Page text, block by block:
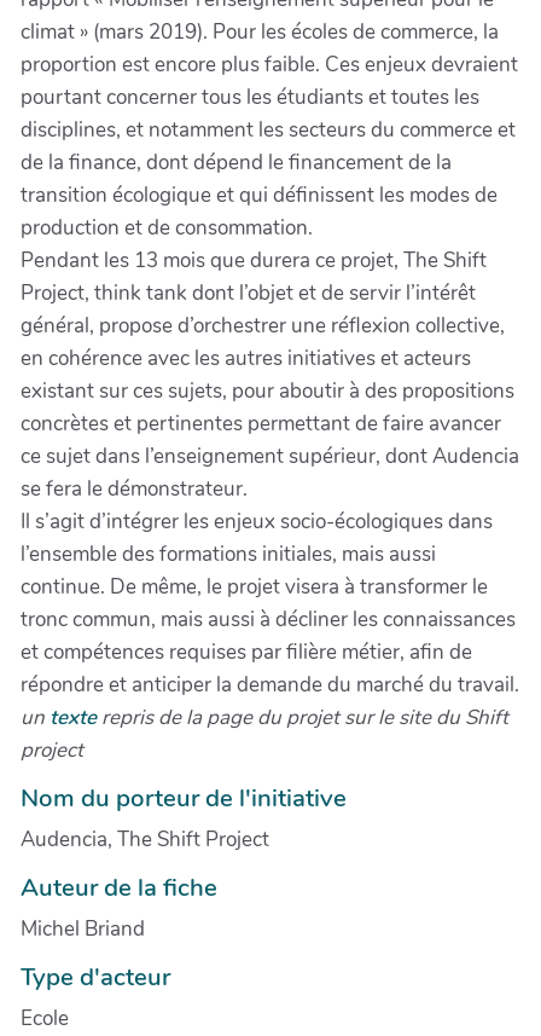
climat » (mars 2019). Pour les écoles de commerce, la
proportion est encore plus faible. Ces enjeux devraient
pourtant concerner tous les étudiants et toutes les
disciplines, et notamment les secteurs du commerce et
de la finance, dont dépend le financement de la
transition écologique et qui définissent les modes de
production et de consommation.
Pendant les 13 mois que durera ce projet, The Shift
Project, think tank dont l’objet et de servir l’intérêt
général, propose d’orchestrer une réflexion collective,
en cohérence avec les autres initiatives et acteurs
existant sur ces sujets, pour aboutir à des propositions
concrètes et pertinentes permettant de faire avancer
ce sujet dans l’enseignement supérieur, dont Audencia
se fera le démonstrateur.
Il s’agit d’intégrer les enjeux socio-écologiques dans
l’ensemble des formations initiales, mais aussi
continue. De même, le projet visera à transformer le
tronc commun, mais aussi à décliner les connaissances
et compétences requises par filière métier, afin de
répondre et anticiper la demande du marché du travail.
un texterepris de la page du projet sur le site du Shift
project
Nom du porteur de l'initiative
Audencia, The Shift Project
Auteur de la fiche
Michel Briand
Type d'acteur
Ecole